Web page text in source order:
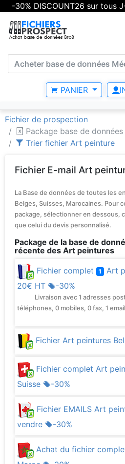
-30% DISCOUNT26 sur tous
PANIER
Fichier de prospection
Package base de
Trier fichier Art peinture
Fichier E-mail Art
La Base de données de toutes les
Belges, Suisses, Marocaines. Pour
package, sélectionner en dessous,
que celui du devis personnalisé.
Package de la base de
récente des Art peintures
Fichier complet 1 Art
20€ HT
-30%
Livraison avec 1 adresses
téléphones, 0 mobiles, 0 fax, 1
Fichier Art peintures
Fichier complet Art
Suisse
-30%
Fichier EMAILS Art
vendre
-30%
Achat du fichier